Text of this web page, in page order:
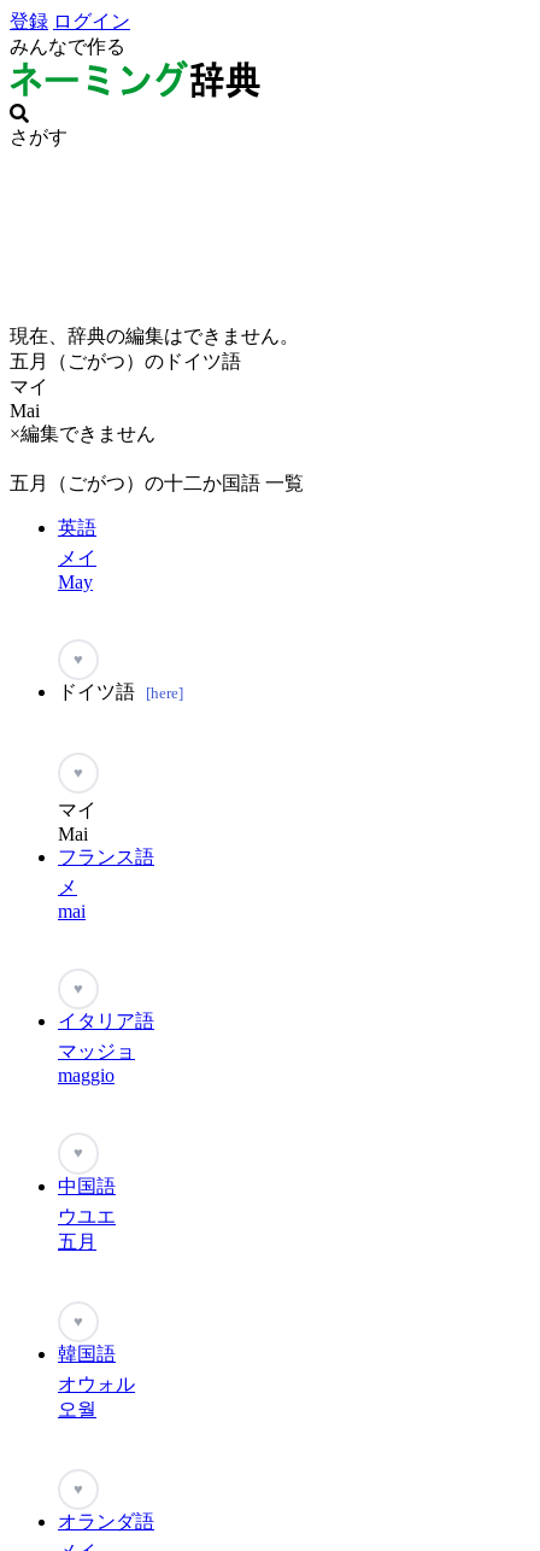
登録 ログイン
みんなで作る
さがす
現在、辞典の編集はできません。
五月（ごがつ）のドイツ語
マイ
Mai
×編集できません
五月（ごがつ）の十二か国語 一覧
英語
メイ
May
♥
ドイツ語 [here]
♥
マイ
Mai
フランス語
メ
mai
♥
イタリア語
マッジョ
maggio
♥
中国語
ウユエ
五月
♥
韓国語
オウォル
오월
♥
オランダ語